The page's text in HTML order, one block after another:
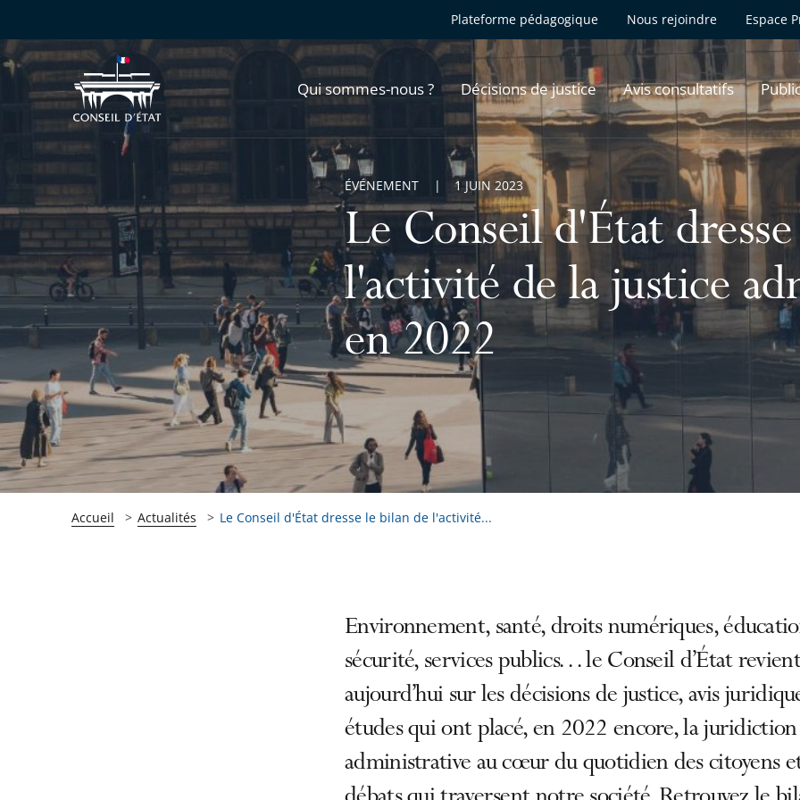
Plateforme pédagogique Nous rejoindre Espace
Qui sommes-nous ? Décisions de justice Avis consultatifs
Le Conseil d'État
l'activité de la justice
en 2022
ÉVÉNEMENT 1 JUIN 2023
Accueil Actualités Le Conseil d'État dresse le bilan de l'activité...
Environnement, santé, droits numériques,
sécurité, services publics… le Conseil d’État revient
aujourd’hui sur les décisions de justice, avis
études qui ont placé, en 2022 encore, la juridiction
administrative au cœur du quotidien des citoyens